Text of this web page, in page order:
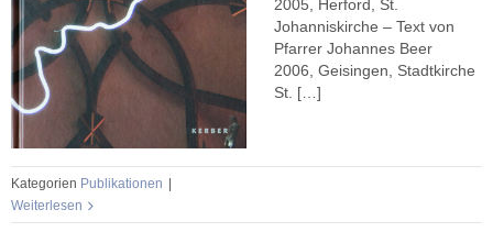
2005, Herford, St.
Johanniskirche – Text von
Pfarrer Johannes Beer
2006, Geisingen, Stadtkirche
St. […]
Kategorien Publikationen
Weiterlesen